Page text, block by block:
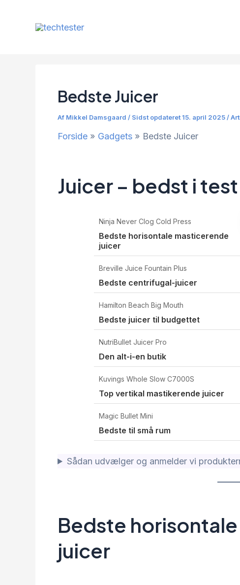
Bedste Juicer
Af Mikkel Damsgaard / Sidst opdateret 15. april 2025 /
Forside Gadgets Bedste Juicer
Juicer – bedst i
Ninja Never Clog Cold Press
Bedste horisontale masticerende
juicer
Breville Juice Fountain Plus
Bedste centrifugal-juicer
Hamilton Beach Big Mouth
Bedste juicer til budgettet
NutriBullet Juicer Pro
Den alt-i-en butik
Kuvings Whole Slow C7000S
Top vertikal mastikerende juicer
Magic Bullet Mini
Bedste til små rum
Sådan udvælger og anmelder vi
Bedste
juicer